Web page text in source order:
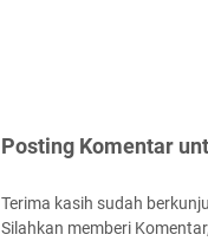
Posting Komentar
Terima kasih sudah
Silahkan memberi